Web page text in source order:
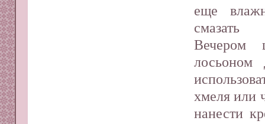
еще
Вечером
хмеля или
нанести